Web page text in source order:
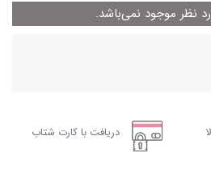
نظر موجود نمی‌باشد.
دریافت با کارت شتاب